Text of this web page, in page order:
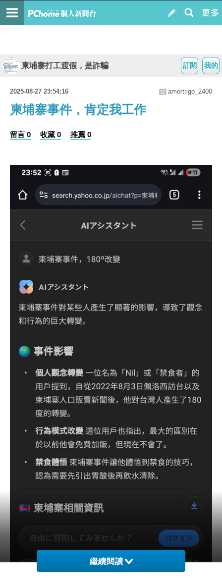
我的
訂閱
柬埔寨打工渡假，是詐騙
2025-08-27 23:54:16 amortrigo_2400
柬埔寨事件，肯定我工作
留言 0 收藏 0 推薦 0
繼續閱讀